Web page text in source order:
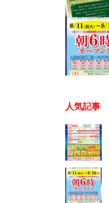
人気記事